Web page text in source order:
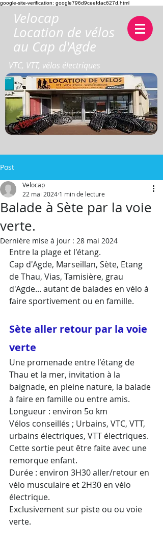
google-site-verification: google796d9ceefdac627d.html
Velocap
Location de vélos
au Cap d'Agde
VTC, VTT, vélos électriques
Post
Balade à Sète par la voie
verte.
Velocap
22 mai 2024 1 min de lecture
Dernière mise à jour : 28 mai 2024
Entre la plage et l'étang.
Cap d'Agde, Marseillan, Sète, Etang
de Thau, Vias, Tamisière, grau
d'Agde... autant de balades en vélo à
faire sportivement ou en famille.
Sète aller retour par la voie
verte
Une promenade entre l'étang de
Thau et la mer, invitation à la
baignade, en pleine nature, la balade
à faire en famille ou entre amis.
Longueur : environ 5o km
Vélos conseillés ; Urbains, VTC, VTT,
urbains électriques, VTT électriques.
Cette sortie peut être faite avec une
remorque enfant.
Durée : environ 3H30 aller/retour en
vélo musculaire et 2H30 en vélo
électrique.
Exclusivement sur piste ou ou voie
verte.